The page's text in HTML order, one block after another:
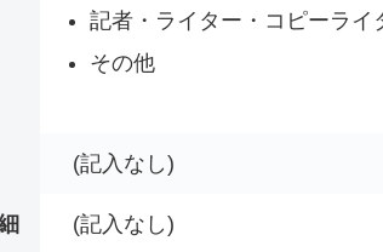
記者・ライター・コピーライ
その他
(記入なし)
(記入なし)